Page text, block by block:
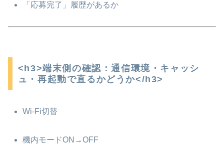
「応募完了」履歴があるか
<h3>端末側の確認：通信環境・キャッシ
ュ・再起動で直るかどうか</h3>
Wi-Fi切替
機内モードON→OFF